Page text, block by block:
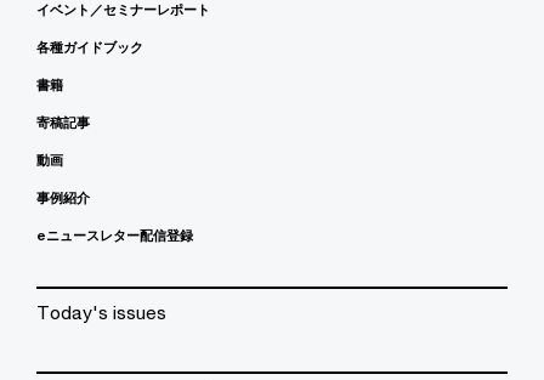
イベント／セミナーレポート
各種ガイドブック
書籍
寄稿記事
動画
事例紹介
eニュースレター配信登録
Today's issues